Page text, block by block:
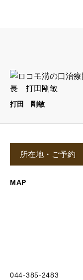
打田 剛敏
所在地・ご予約
MAP
044-385-2483